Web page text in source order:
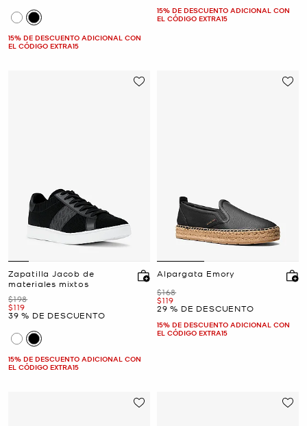
15% DE DESCUENTO ADICIONAL CON
EL CÓDIGO EXTRA15
15% DE DESCUENTO ADICIONAL CON
EL CÓDIGO EXTRA15
Zapatilla Jacob de
materiales mixtos
Era
$198
Ahora
$119
39 % DE DESCUENTO
15% DE DESCUENTO ADICIONAL CON
EL CÓDIGO EXTRA15
Alpargata Emory
Era
$168
Ahora
$119
29 % DE DESCUENTO
15% DE DESCUENTO ADICIONAL CON
EL CÓDIGO EXTRA15